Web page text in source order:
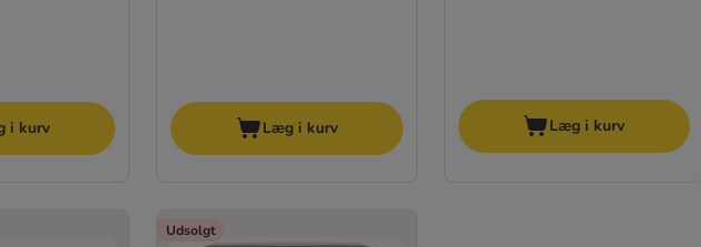
i kurv Læg i kurv Læg i kurv
Udsolgt